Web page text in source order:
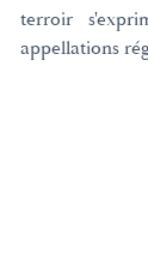
terroir
appellations